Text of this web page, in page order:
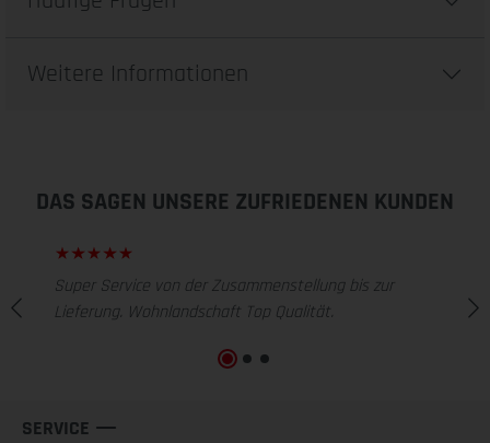
Weitere Informationen
DAS SAGEN UNSERE ZUFRIEDENEN KUNDEN
Super Service von der Zusammenstellung bis zur
Lieferung. Wohnlandschaft Top Qualität.
SERVICE